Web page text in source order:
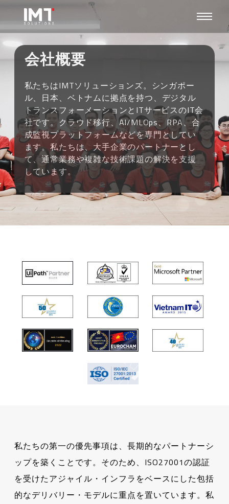
会社概要
私たちはIMTソリューションズ。シンガポー
ル、日本、ベトナムに拠点を持つ、デジタル
トランスフォーメーションとITサービスのIT会
社です。クラウド移行、AI/MLOps、RPA、合
成監視プラットフォームなどを専門としてい
ます。私たちは、大手企業のパートナーとし
て、通常業務や複雑な技術課題の解決を支援
しています。
私たちの第一の優先事項は、長期的なパートナーシ
ップを築くことです。そのため、ISO27001の認証
を受けたアジャイル・インフラをベースにした包括
的なデリバリー・モデルに重点を置いています。私